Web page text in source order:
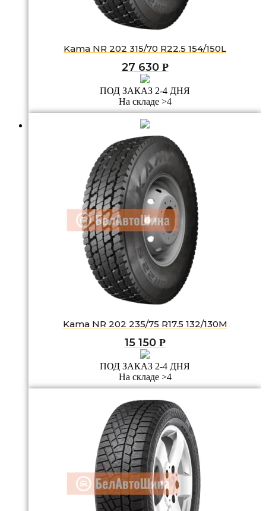
Kama NR 202 315/70 R22.5 154/150L
27 630 Р
ПОД ЗАКАЗ 2-4 ДНЯ
На складе >4
Kama NR 202 235/75 R17.5 132/130M
15 150 Р
ПОД ЗАКАЗ 2-4 ДНЯ
На складе >4